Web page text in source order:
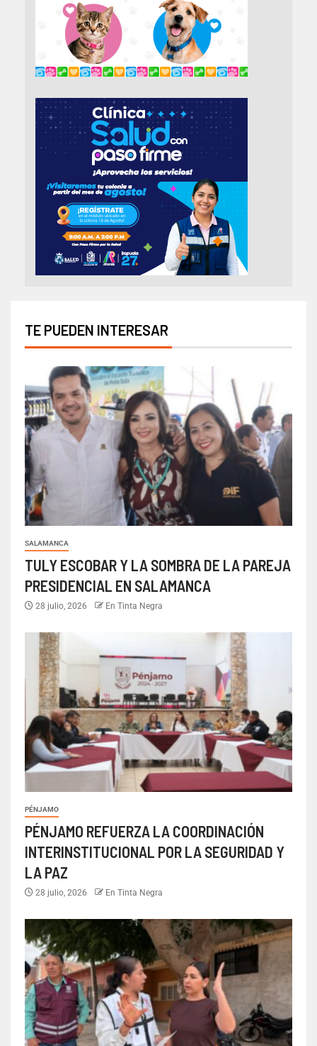
TE PUEDEN INTERESAR
SALAMANCA
TULY ESCOBAR Y LA SOMBRA DE LA PAREJA
PRESIDENCIAL EN SALAMANCA
28 julio, 2026 En Tinta Negra
PÉNJAMO
PÉNJAMO REFUERZA LA COORDINACIÓN
INTERINSTITUCIONAL POR LA SEGURIDAD Y
LA PAZ
28 julio, 2026 En Tinta Negra